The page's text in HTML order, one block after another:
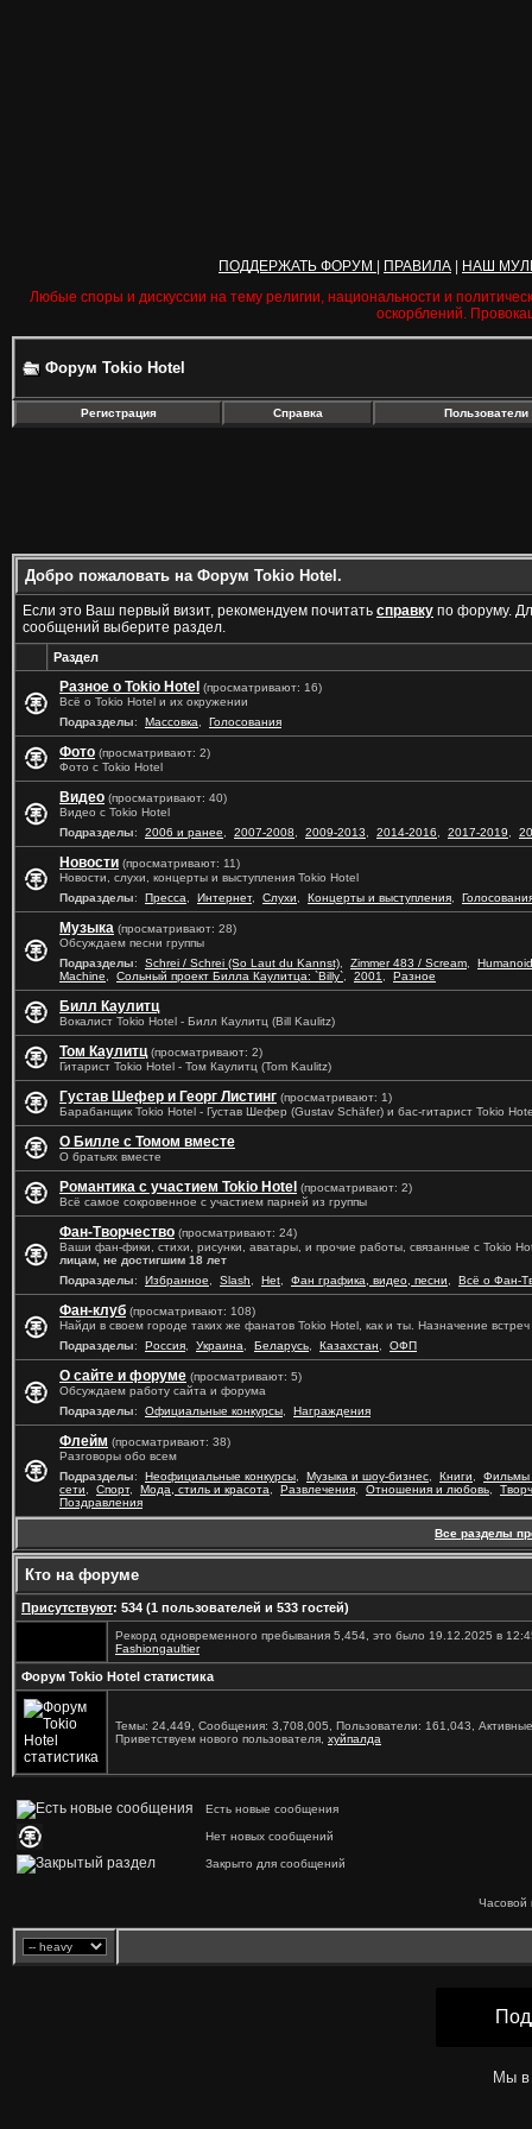
ПОДДЕРЖАТЬ ФОРУМ ПРАВИЛА
НАШ
Любые споры и дискуссии на тему религии, национальности и
оскорблений.
Форум Tokio Hotel
Регистрация Справка Пользователи
Добро пожаловать на Форум Tokio Hotel.
Если это Ваш первый визит, рекомендуем почитать справку по форуму.
сообщений выберите раздел.
Раздел
Разное о Tokio Hotel (просматривают: 16)
Всё о Tokio Hotel и их окружении
Подразделы: Массовка Голосования
Фото (просматривают: 2)
Фото с Tokio Hotel
Видео (просматривают: 40)
Видео с Tokio Hotel
Подразделы: 2006 и ранее 2007-2008 2009-2013 2014-2016 2017-2019
Новости (просматривают: 11)
Новости, слухи, концерты и выступления Tokio Hotel
Подразделы: Пресса Интернет, Слухи Концерты и выступления
Музыка (просматривают: 28)
Обсуждаем песни группы
Подразделы: Schrei / Schrei (So Laut du Kannst) Zimmer 483 / Scream
Humanoid
Machine
Сольный проект Билла Каулитца: `Billy` 2001 Разное
Билл Каулитц
Вокалист Tokio Hotel - Билл Каулитц (Bill Kaulitz)
Том Каулитц (просматривают: 2)
Гитарист Tokio Hotel - Том Каулитц (Tom Kaulitz)
Густав Шефер и Георг Листинг (просматривают: 1)
Барабанщик Tokio Hotel - Густав Шефер (Gustav Schäfer) и бас-гитарист Tokio
О Билле с Томом вместе
О братьях вместе
Романтика с участием Tokio Hotel (просматривают: 2)
Всё самое сокровенное с участием парней из группы
Фан-Творчество (просматривают: 24)
Ваши фан-фики, стихи, рисунки, аватары, и прочие работы, связанные с Tokio
лицам, не достигшим 18 лет
Подразделы: Избранное Slash Het Фан графика, видео, песни Всё о Фан-
Фан-клуб (просматривают: 108)
Найди в своем городе таких же фанатов Tokio Hotel, как и ты. Назначение
Подразделы: Россия Украина Беларусь Казахстан ОФП
О сайте и форуме (просматривают: 5)
Обсуждаем работу сайта и форума
Подразделы: Официальные конкурсы Награждения
Флейм (просматривают: 38)
Разговоры обо всем
Подразделы: Неофициальные конкурсы Музыка и шоу-бизнес Книги
Фильмы
сети
Спорт, Мода, стиль и красота Развлечения Отношения и любовь
Поздравления
Все разделы
Кто на форуме
Присутствуют: 534 (1 пользователей и 533 гостей)
Рекорд одновременного пребывания 5,454, это было 19.12.2025 в
Fashiongaultier
Форум Tokio Hotel статистика
Темы: 24,449, Сообщения: 3,708,005, Пользователи: 161,043,
Приветствуем нового пользователя, хуйпалда
Есть новые сообщения
Нет новых сообщений
Закрыто для сообщений
Часовой
Мы в